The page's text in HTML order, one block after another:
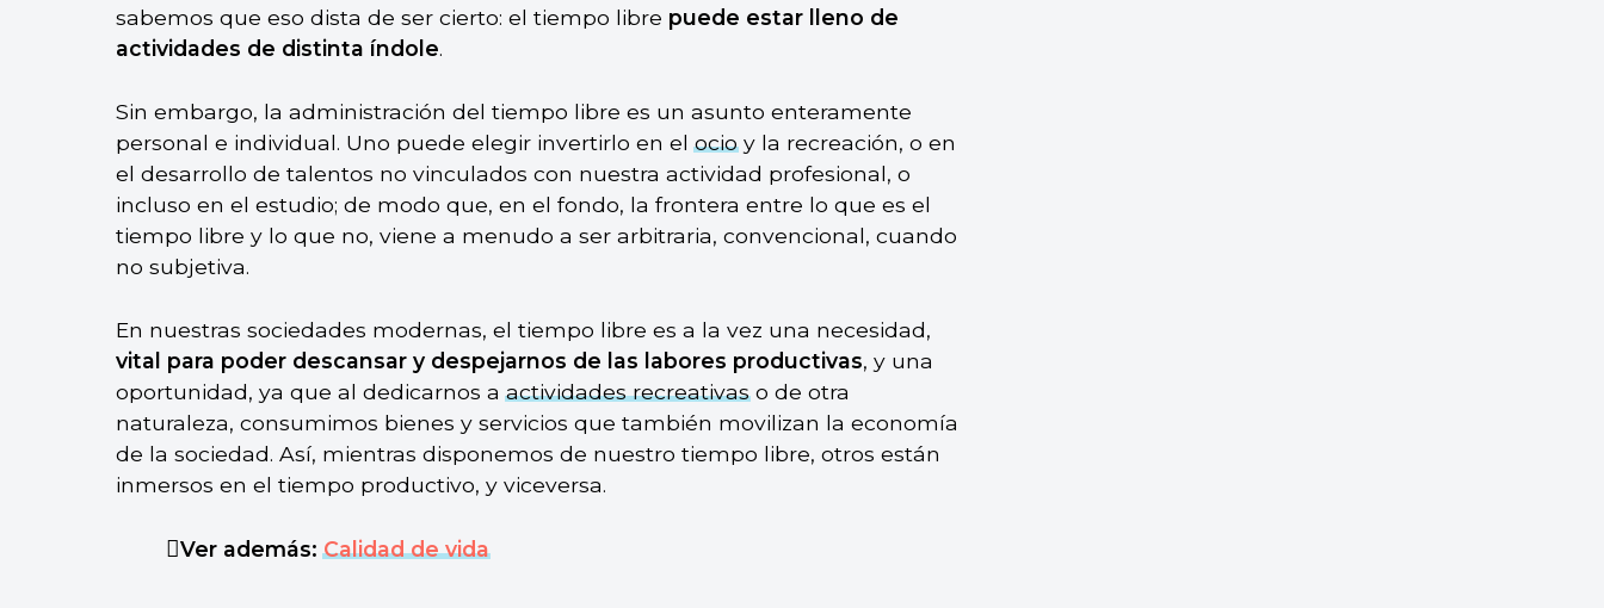
sabemos que eso dista de ser cierto: el tiempo libre puede estar lleno de
actividades de distinta índole.
Sin embargo, la administración del tiempo libre es un asunto enteramente
personal e individual. Uno puede elegir invertirlo en elocioy la recreación, o en
el desarrollo de talentos no vinculados con nuestra actividad profesional, o
incluso en el estudio; de modo que, en el fondo, la frontera entre lo que es el
tiempo libre y lo que no, viene a menudo a ser arbitraria, convencional, cuando
no subjetiva.
En nuestras sociedades modernas, el tiempo libre es a la vez una necesidad,
vital para poder descansar y despejarnos de las labores productivas, y una
oportunidad, ya que al dedicarnos aactividades recreativaso de otra
naturaleza, consumimos bienes y servicios que también movilizan la economía
de la sociedad. Así, mientras disponemos de nuestro tiempo libre, otros están
inmersos en el tiempo productivo, y viceversa.
Ver además:Calidad de vida